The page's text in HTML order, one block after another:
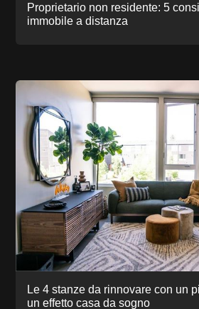
Proprietario non residente: 5
immobile a distanza
Le 4 stanze da rinnovare con un
un effetto casa da sogno